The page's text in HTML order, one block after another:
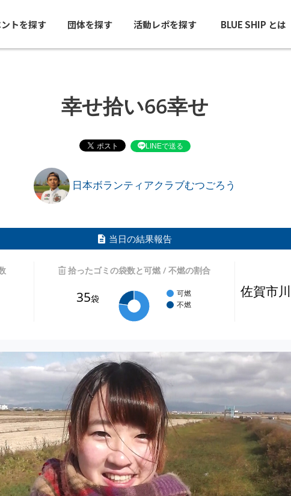
トを探す 団体を探す 活動レポを探す BLUE SHIP とは
幸せ拾い66幸せ
LINEで送る
日本ボランティアクラブむつごろう
当日の結果報告
拾ったゴミの袋数と可燃 / 不燃の割合
35袋
可燃
不燃
佐賀市